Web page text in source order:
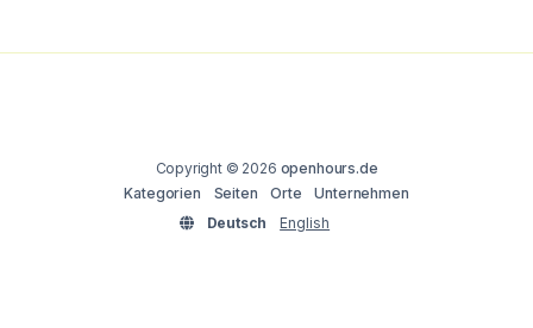
Copyright © 2026 openhours.de
Kategorien
Seiten Orte
Unternehmen
Deutsch
English